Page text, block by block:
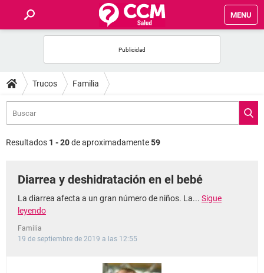
MENU
FOROS
SALUD
BIENESTAR
SEXUALIDAD
Trucos Familia
Resultados 1 - 20de aproximadamente59
Diarrea y deshidratación en el bebé
La diarrea afecta a un gran número de niños. La... Sigue
leyendo
Familia
19 de septiembre de 2019 a las 12:55